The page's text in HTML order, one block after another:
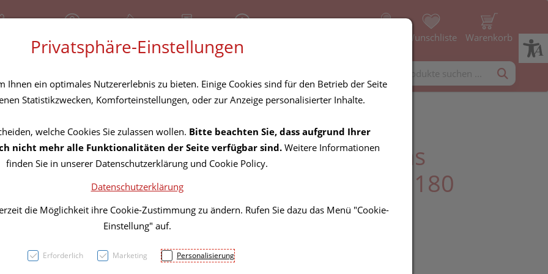
Geschlossen Über uns Rezept-Anfrage Wunschliste Warenkorb
Pure Encapsulations
Epa/dha Essentials 180
Kapseln
PZN: 3025288
Privatsphäre-Einstellungen
Ihnen ein optimales Nutzererlebnis zu bieten. Einige Cookies sind für den Betrieb der Seite
Statistikzwecken, Komforteinstellungen, oder zur Anzeige personalisierter Inhalte.
welche Cookies Sie zulassen wollen. Bitte beachten Sie, dass aufgrund Ihrer
nicht mehr alle Funktionalitäten der Seite verfügbar sind. Weitere Informationen
finden Sie in unserer Datenschutzerklärung und Cookie Policy.
Datenschutzerklärung
die Möglichkeit ihre Cookie-Zustimmung zu ändern. Rufen Sie dazu das Menü "Cookie-
Einstellung" auf.
Erforderlich Marketing Personalisierung